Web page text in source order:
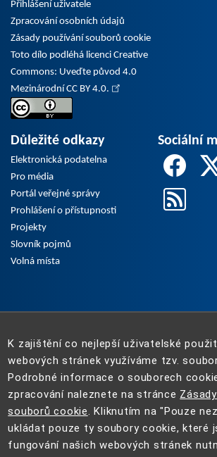
Přihlášení uživatele
Zpracování osobních údajů
Zásady používání souborů cookie
Toto dílo podléhá licenci Creative
Commons: Uveďte původ 4.0
Mezinárodní CC BY 4.0.
Důležité odkazy
Elektronická podatelna
Pro média
Portál veřejné správy
Prohlášení o přístupnosti
Projekty
Slovník pojmů
Volná místa
Sociální
K zajištění co nejlepší uživatelské
webových stránek využíváme tzv.
Podrobné informace o souborech
zpracování naleznete na stránce
souborů cookie. Kliknutím na "Pouze
ukládat pouze ty soubory cookie, které
fungování našich webových stránek